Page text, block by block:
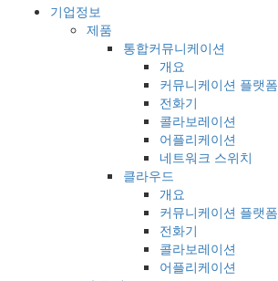
기업정보
제품
통합커뮤니케이션
개요
커뮤니케이션 플랫폼
전화기
콜라보레이션
어플리케이션
네트워크 스위치
클라우드
개요
커뮤니케이션 플랫폼
전화기
콜라보레이션
어플리케이션